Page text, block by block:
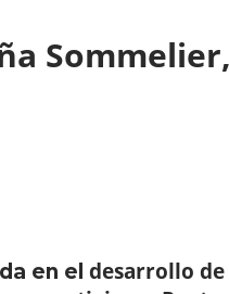
en el desarrollo